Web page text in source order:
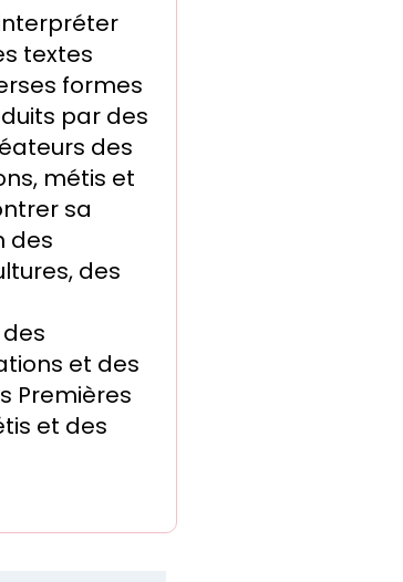
textes
formes
par des
des
métis et
sa
des
des
et des
Premières
et des